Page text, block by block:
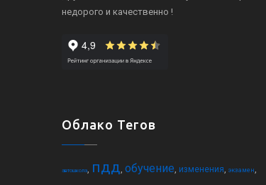
недорого и качественно !
Облако Тегов
автошкола пдд обучение изменения экзамен